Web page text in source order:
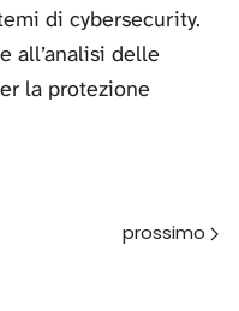
di cybersecurity.
all’analisi delle
la protezione